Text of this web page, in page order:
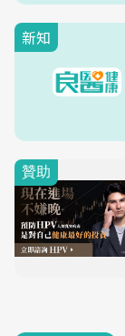
新知